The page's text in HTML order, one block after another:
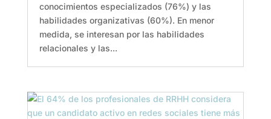
conocimientos especializados (76%) y las
habilidades organizativas (60%). En menor
medida, se interesan por las habilidades
relacionales y las...